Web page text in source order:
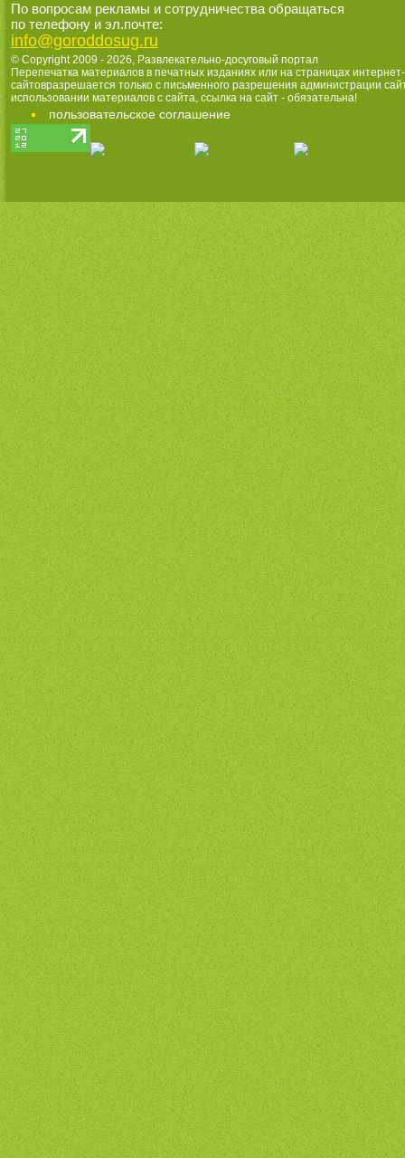
По вопросам рекламы и сотрудничества обращаться
по телефону и эл.почте:
info@goroddosug.ru
© Copyright 2009 - 2026, Развлекательно-досуговый портал
Перепечатка материалов в печатных изданиях или на страницах интернет-
сайтовразрешается только с письменного разрешения администрации
использовании материалов с сайта, ссылка на сайт - обязательна!
пользовательское соглашение